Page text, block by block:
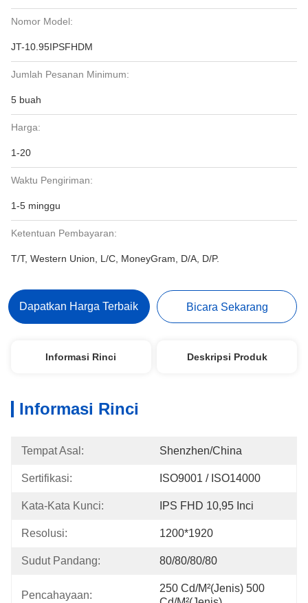
Nomor Model:
JT-10.95IPSFHDM
Jumlah Pesanan Minimum:
5 buah
Harga:
1-20
Waktu Pengiriman:
1-5 minggu
Ketentuan Pembayaran:
T/T, Western Union, L/C, MoneyGram, D/A, D/P.
Dapatkan Harga Terbaik Bicara Sekarang
Informasi Rinci Deskripsi Produk
Informasi Rinci
Tempat Asal: Shenzhen/China
Sertifikasi: ISO9001 / ISO14000
Kata-Kata Kunci: IPS FHD 10,95 Inci
Resolusi: 1200*1920
Sudut Pandang: 80/80/80/80
Pencahayaan:
250 Cd/m²(Jenis) 500